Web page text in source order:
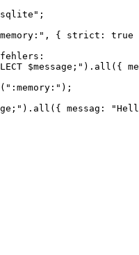
;
, { strict: true
$message;" ). all ({
( ":memory:" );
). all ({ messag: